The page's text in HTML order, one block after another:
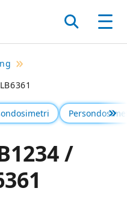
Sök
Se
/